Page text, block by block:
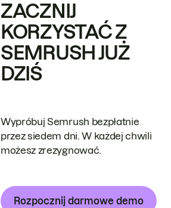
ZACZNIJ
KORZYSTAĆ Z
SEMRUSH JUŻ
DZIŚ
Wypróbuj Semrush bezpłatnie
przez siedem dni. W każdej chwili
możesz zrezygnować.
Rozpocznij darmowe demo